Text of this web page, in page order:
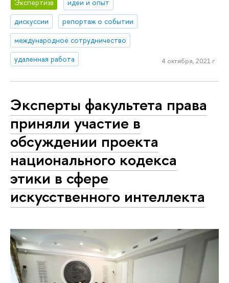
Экспертиза
идеи и опыт
дискуссии
репортаж о событии
международное сотрудничество
удаленная работа
4 октября, 2021 г.
Эксперты факультета права
приняли участие в
обсуждении проекта
национального кодекса
этики в сфере
искусственного интеллекта